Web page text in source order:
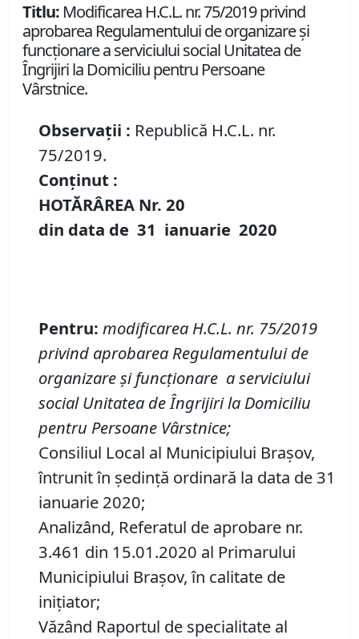
Titlu: Modificarea H.C.L. nr. 75/2019 privind
aprobarea Regulamentului de organizare şi
funcţionare a serviciului social Unitatea de
Îngrijiri la Domiciliu pentru Persoane
Vârstnice.
Observații : Republică H.C.L. nr.
75/2019.
Conținut :
HOTĂRÂREA Nr. 20
din data de 31 ianuarie 2020
Pentru: modificarea H.C.L. nr. 75/2019
privind aprobarea Regulamentului de
organizare şi funcţionare a serviciului
social Unitatea de Îngrijiri la Domiciliu
pentru Persoane Vârstnice;
Consiliul Local al Municipiului Brașov,
întrunit în ședință ordinară la data de 31
ianuarie 2020;
Analizând, Referatul de aprobare nr.
3.461 din 15.01.2020 al Primarului
Municipiului Brașov, în calitate de
inițiator;
Văzând Raportul de specialitate al